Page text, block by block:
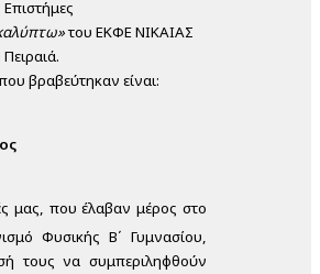
του ΕΚΦΕ ΝΙΚΑΙΑΣ
βραβεύτηκαν είναι:
μας, που έλαβαν μέρος στο
Φυσικής Β΄ Γυμνασίου,
τους να συμπεριληφθούν